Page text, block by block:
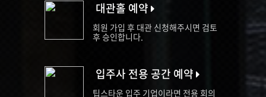
대관홀 예약
회원 가입 후 대관 신청해주시면 검토
후 승인합니다.
입주사 전용 공간 예약
팁스타운 입주 기업이라면 전용 회의